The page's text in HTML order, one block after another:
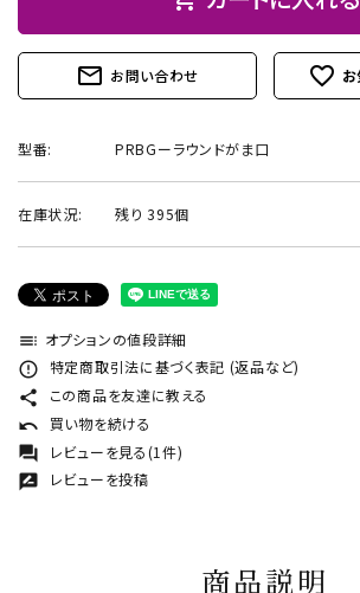
mail_outline お問い合わせ favorite_outline
型番: PRBGーラウンドがま口
在庫状況: 残り 395個
toc オプションの値段詳細
error_outline 特定商取引法に基づく表記 (返品など)
share この商品を友達に教える
undo 買い物を続ける
forum レビューを見る(1件)
rate_review レビューを投稿
商品説明